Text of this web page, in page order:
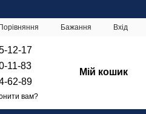
Бажання Вхід
12-17
11-83
62-89
вам?
Мій кошик